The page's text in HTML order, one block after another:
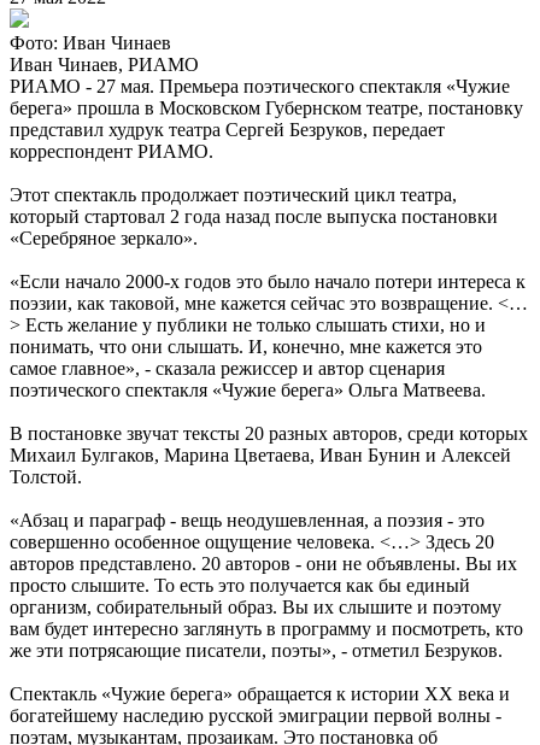
Фото: Иван Чинаев
Иван Чинаев, РИАМО
РИАМО - 27 мая. Премьера поэтического спектакля «Чужие
берега» прошла в Московском Губернском театре, постановку
представил худрук театра Сергей Безруков, передает
корреспондент РИАМО.
Этот спектакль продолжает поэтический цикл театра,
который стартовал 2 года назад после выпуска постановки
«Серебряное зеркало».
«Если начало 2000-х годов это было начало потери интереса к
поэзии, как таковой, мне кажется сейчас это возвращение. <…
> Есть желание у публики не только слышать стихи, но и
понимать, что они слышать. И, конечно, мне кажется это
самое главное», - сказала режиссер и автор сценария
поэтического спектакля «Чужие берега» Ольга Матвеева.
В постановке звучат тексты 20 разных авторов, среди которых
Михаил Булгаков, Марина Цветаева, Иван Бунин и Алексей
Толстой.
«Абзац и параграф - вещь неодушевленная, а поэзия - это
совершенно особенное ощущение человека. <…> Здесь 20
авторов представлено. 20 авторов - они не объявлены. Вы их
просто слышите. То есть это получается как бы единый
организм, собирательный образ. Вы их слышите и поэтому
вам будет интересно заглянуть в программу и посмотреть, кто
же эти потрясающие писатели, поэты», - отметил Безруков.
Спектакль «Чужие берега» обращается к истории ХХ века и
богатейшему наследию русской эмиграции первой волны -
поэтам, музыкантам, прозаикам. Это постановка об